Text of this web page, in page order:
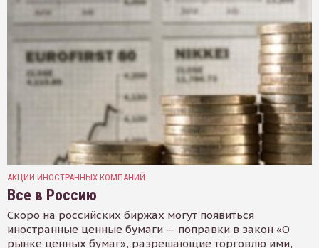
АКЦИИ ИНОСТРАННЫХ КОМПАНИЙ
Все в Россию
Скоро на российских биржах могут появиться
иностранные ценные бумаги — поправки в закон «О
рынке ценных бумаг», разрешающие торговлю ими,